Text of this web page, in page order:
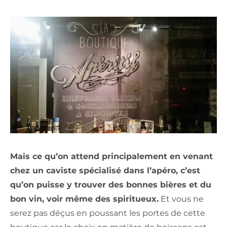
Mais ce qu’on attend principalement en venant
chez un caviste spécialisé dans l’apéro, c’est
qu’on puisse y trouver des bonnes bières et du
bon vin, voir même des spiritueux. Et vous ne
serez pas déçus en poussant les portes de cette